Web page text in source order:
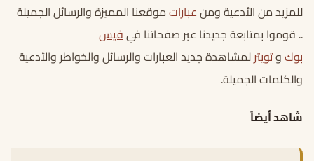
للمزيد من الأدعية ومنعباراتموقعنا المميزة والرسائل الجميلة
.. قوموا بمتابعة جديدنا عبر صفحاتنا فيفيس
بوكوتويترلمشاهدة جديد العبارات والرسائل والخواطر والأدعية
والكلمات الجميلة.
شاهد أيضاً